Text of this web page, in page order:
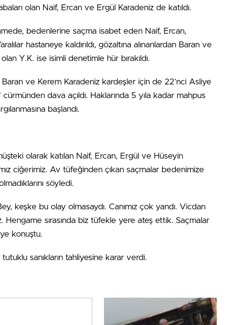
olan Naif, Ercan ve Ergül Karadeniz de katıldı.
bedenlerine saçma isabet eden Naif, Ercan,
hastaneye kaldırıldı, gözaltına alınanlardan Baran ve
Y.K. ise isimli denetimle hür bırakıldı.
ve Kerem Karadeniz kardeşler için de 22’nci Asliye
cürmünden dava açıldı. Haklarında 5 yıla kadar mahpus
başlandı.
olarak katılan Naif, Ercan, Ergül ve Hüseyin
ciğerimiz. Av tüfeğinden çıkan saçmalar bedenimize
söyledi.
keşke bu olay olmasaydı. Canımız çok yandı. Vicdan
Hengame sırasında biz tüfekle yere ateş ettik. Saçmalar
konuştu.
sanıkların tahliyesine karar verdi.